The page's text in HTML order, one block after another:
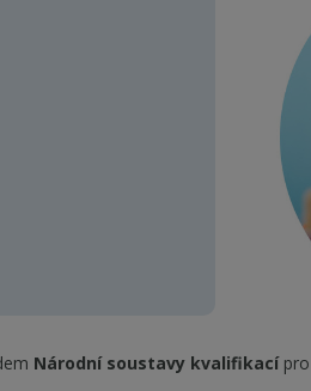
Národní soustavy kvalifikacípro